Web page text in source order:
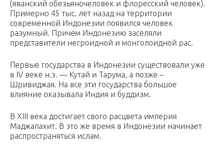
(яванский обезьяночеловек и флоресский человек).
Примерно 45 тыс. лет назад на территории
современной Индонезии появился человек
разумный. Причем Индонезию заселяли
представители негроидной и монголоидной рас.
Первые государства в Индонезии существовали уже
в IV веке н.э. — Кутай и Тарума, а позже –
Шривиджая. На все эти государства большое
влияние оказывала Индия и буддизм.
В XIII века достигает свого расцвета империя
Маджапахит. В это же время в Индонезии начинает
распространяться ислам.